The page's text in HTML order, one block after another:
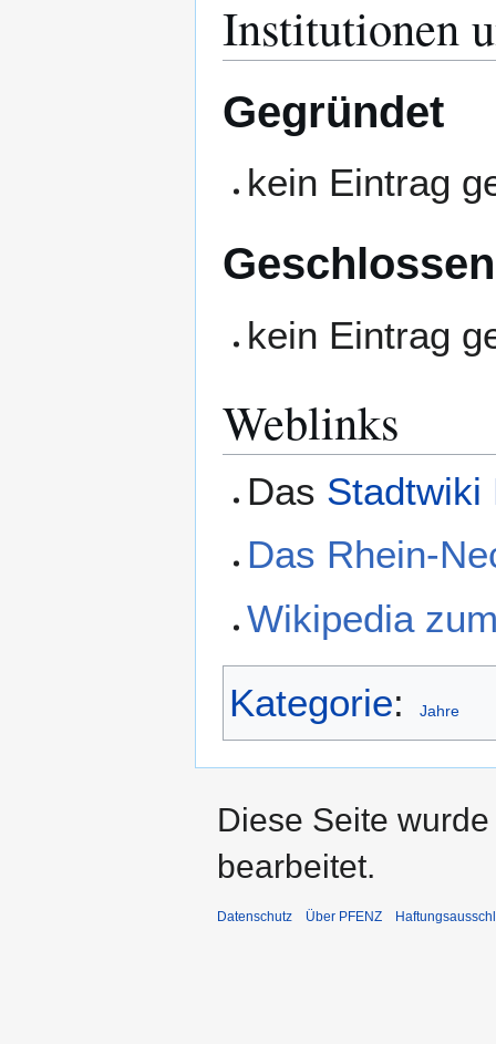
Institutionen
Gegründet
kein Eintrag
Geschlossen
kein Eintrag
Weblinks
Das Stadtwiki
Das Rhein-
Wikipedia
Kategorie: Jahre
Diese Seite
bearbeitet.
Datenschutz Über PFENZ